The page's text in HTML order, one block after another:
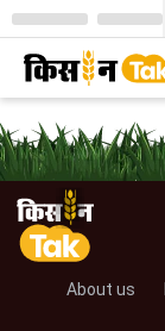
About us